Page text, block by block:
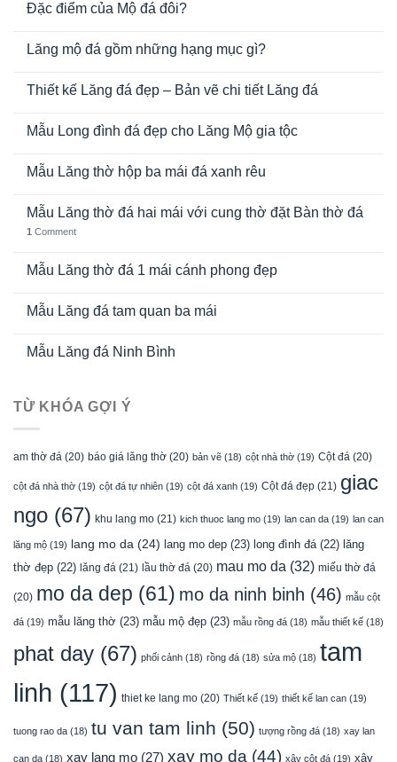
Đặc điểm của Mộ đá đôi?
Lăng mộ đá gồm những hạng mục gì?
Thiết kế Lăng đá đẹp – Bản vẽ chi tiết Lăng đá
Mẫu Long đình đá đẹp cho Lăng Mộ gia tộc
Mẫu Lăng thờ hộp ba mái đá xanh rêu
Mẫu Lăng thờ đá hai mái với cung thờ đặt Bàn thờ đá
1 Comment
Mẫu Lăng thờ đá 1 mái cánh phong đẹp
Mẫu Lăng đá tam quan ba mái
Mẫu Lăng đá Ninh Bình
TỪ KHÓA GỢI Ý
am thờ đá (20) báo giá lăng thờ (20) bản vẽ (18) cột nhà thờ (19) Cột đá (20)
cột đá nhà thờ (19) cột đá tự nhiên (19) cột đá xanh (19) Cột đá đẹp (21) giac
ngo (67) khu lang mo (21) kich thuoc lang mo (19) lan can da (19) lan can
lăng mộ (19) lang mo da (24) lang mo dep (23) long đình đá (22) lăng
thờ đẹp (22) lăng đá (21) lầu thờ đá (20) mau mo da (32) miếu thờ đá
(20) mo da dep (61) mo da ninh binh (46) mẫu cột
đá (19) mẫu lăng thờ (23) mẫu mộ đẹp (23) mẫu rồng đá (18) mẫu thiết kế (18)
phat day (67) phối cảnh (18) rồng đá (18) sửa mộ (18) tam
linh (117) thiet ke lang mo (20) Thiết kế (19) thiết kế lan can (19)
tuong rao da (18) tu van tam linh (50) tượng rồng đá (18) xay lan
can da (18) xay lang mo (27) xay mo da (44) xây cột đá (19) xây